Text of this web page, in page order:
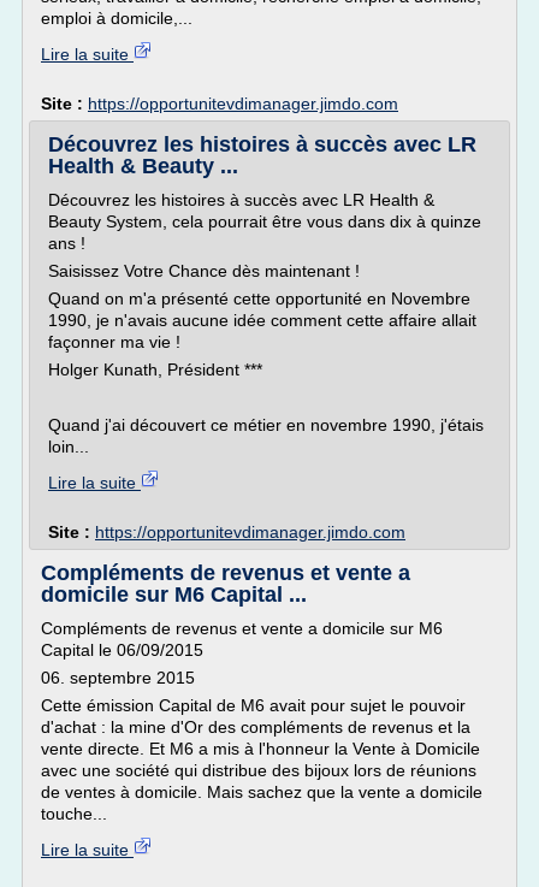
emploi à domicile,...
Lire la suite
Site : https://opportunitevdimanager.jimdo.com
Découvrez les histoires à succès avec LR
Health & Beauty ...
Découvrez les histoires à succès avec LR Health &
Beauty System, cela pourrait être vous dans dix à quinze
ans !
Saisissez Votre Chance dès maintenant !
Quand on m'a présenté cette opportunité en Novembre
1990, je n'avais aucune idée comment cette affaire allait
façonner ma vie !
Holger Kunath, Président ***
Quand j'ai découvert ce métier en novembre 1990, j'étais
loin...
Lire la suite
Site : https://opportunitevdimanager.jimdo.com
Compléments de revenus et vente a
domicile sur M6 Capital ...
Compléments de revenus et vente a domicile sur M6
Capital le 06/09/2015
06. septembre 2015
Cette émission Capital de M6 avait pour sujet le pouvoir
d'achat : la mine d'Or des compléments de revenus et la
vente directe. Et M6 a mis à l'honneur la Vente à Domicile
avec une société qui distribue des bijoux lors de réunions
de ventes à domicile. Mais sachez que la vente a domicile
touche...
Lire la suite